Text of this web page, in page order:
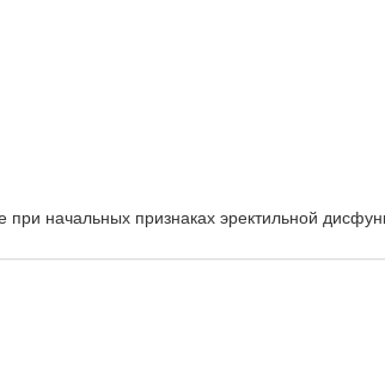
начальных признаках эректильной